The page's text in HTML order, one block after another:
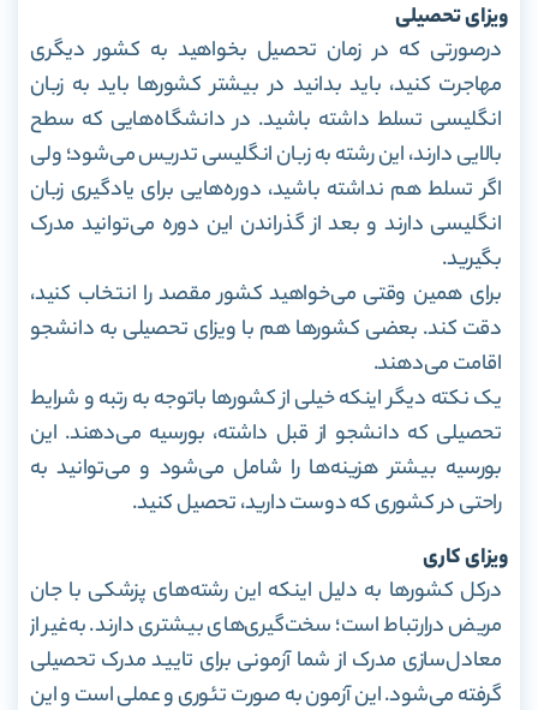
ویزای تحصیلی
درصورتی که در زمان تحصیل بخواهید به کشور دیگری
مهاجرت کنید، باید بدانید در بیشتر کشورها باید به زبان
انگلیسی تسلط داشته باشید. در دانشگاه‌هایی که سطح
بالایی دارند، این رشته به زبان انگلیسی تدریس می‌شود؛ ولی
اگر تسلط هم نداشته باشید، دوره‌هایی برای یادگیری زبان
انگلیسی دارند و بعد از گذراندن این دوره می‌توانید مدرک
بگیرید.
برای همین وقتی می‌خواهید کشور مقصد را انتخاب کنید،
دقت کند. بعضی کشورها هم با ویزای تحصیلی به دانشجو
اقامت می‌دهند.
یک نکته دیگر اینکه خیلی از کشورها باتوجه به رتبه و شرایط
تحصیلی که دانشجو از قبل داشته، بورسیه می‌دهند. این
بورسیه بیشتر هزینه‌ها را شامل می‌شود و می‌توانید به‌
راحتی در کشوری که دوست دارید، تحصیل کنید.
ویزای کاری
درکل کشورها به‌ دلیل اینکه این رشته‌های پزشکی با جان
مریض درارتباط است؛ سخت‌گیری‌های بیشتری دارند. به‌غیر از
معادل‌سازی مدرک از شما آزمونی برای تایید مدرک تحصیلی
گرفته می‌شود. این آزمون به‌ صورت تئوری و عملی است و این